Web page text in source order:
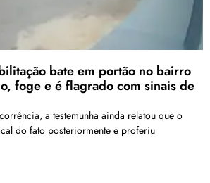
bate em portão no bairro
foge e é flagrado com sinais de
a testemunha ainda relatou que o
do fato posteriormente e proferiu